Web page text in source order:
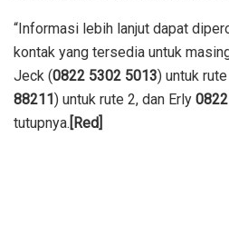
“Informasi lebih lanjut dapat
kontak yang tersedia untuk
Jeck (0822 5302 5013) untuk
88211) untuk rute 2, dan Erly
tutupnya. [Red]